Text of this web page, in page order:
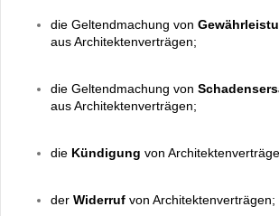
die Geltendmachung von
aus Architektenverträgen;
die Geltendmachung von
aus Architektenverträgen;
die Kündigung von
der Widerruf von Architektenverträgen;